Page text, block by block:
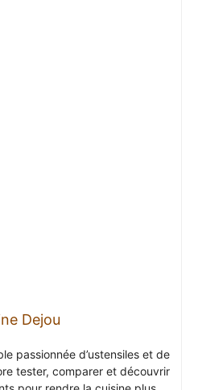
Dejou
passionnée d’ustensiles et de
tester, comparer et découvrir